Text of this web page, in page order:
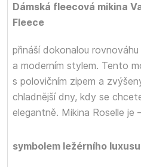
Dámská fleecová mikina
Fleece
přináší dokonalou
a moderním stylem. Tento
s polovičním zipem a
chladnější dny, kdy se
elegantně. Mikina Roselle je
symbolem ležérního